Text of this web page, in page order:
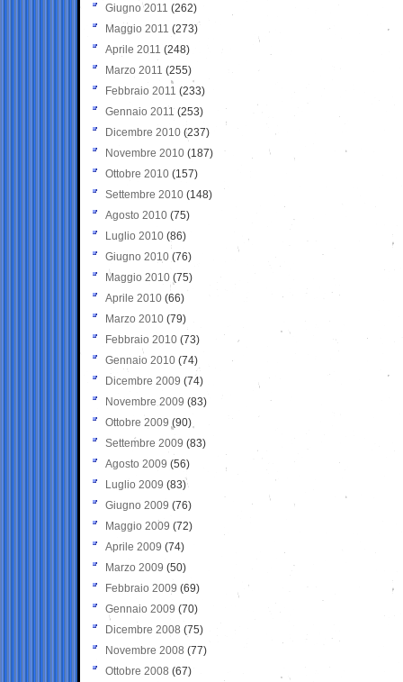
Giugno 2011 (262)
Maggio 2011 (273)
Aprile 2011 (248)
Marzo 2011 (255)
Febbraio 2011 (233)
Gennaio 2011 (253)
Dicembre 2010 (237)
Novembre 2010 (187)
Ottobre 2010 (157)
Settembre 2010 (148)
Agosto 2010 (75)
Luglio 2010 (86)
Giugno 2010 (76)
Maggio 2010 (75)
Aprile 2010 (66)
Marzo 2010 (79)
Febbraio 2010 (73)
Gennaio 2010 (74)
Dicembre 2009 (74)
Novembre 2009 (83)
Ottobre 2009 (90)
Settembre 2009 (83)
Agosto 2009 (56)
Luglio 2009 (83)
Giugno 2009 (76)
Maggio 2009 (72)
Aprile 2009 (74)
Marzo 2009 (50)
Febbraio 2009 (69)
Gennaio 2009 (70)
Dicembre 2008 (75)
Novembre 2008 (77)
Ottobre 2008 (67)